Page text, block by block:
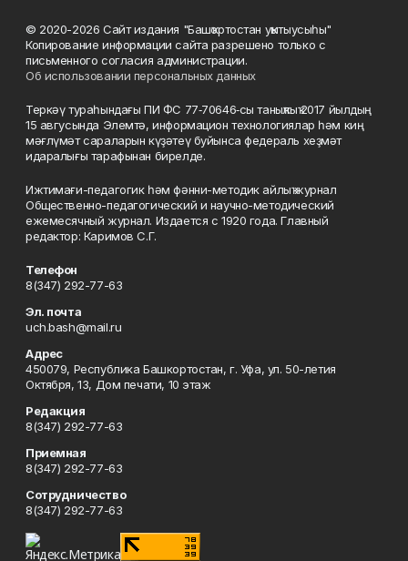
© 2020-2026 Сайт издания "Башҡортостан уҡытыусыһы"
Копирование информации сайта разрешено только с
письменного согласия администрации.
Об использовании персональных данных
Теркәү тураһындағы ПИ ФС 77‑70646‑сы таныҡлыҡ 2017 йылдың
15 авгусында Элемтә, информацион технологиялар һәм киң
мәғлүмәт сараларын күҙәтеү буйынса федераль хеҙмәт
идаралығы тарафынан бирелде.
Ижтимағи-педагогик һәм фәнни-методик айлыҡ журнал
Общественно-педагогический и научно-методический
ежемесячный журнал. Издается с 1920 года. Главный
редактор: Каримов С.Г.
Телефон
8(347) 292-77-63
Эл. почта
uch.bash@mail.ru
Адрес
450079, Республика Башкортостан, г. Уфа, ул. 50-летия
Октября, 13, Дом печати, 10 этаж
Редакция
8(347) 292-77-63
Приемная
8(347) 292-77-63
Сотрудничество
8(347) 292-77-63